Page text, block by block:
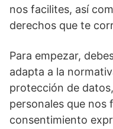
nos facilites, así
derechos que te
Para empezar,
adapta a la
protección de
personales que nos
consentimiento